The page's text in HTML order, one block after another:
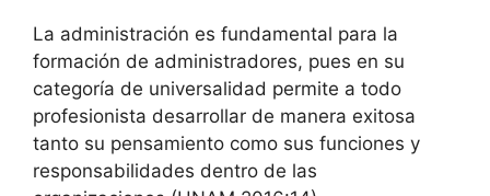
La administración es fundamental para la
formación de administradores, pues en su
categoría de universalidad permite a todo
profesionista desarrollar de manera exitosa
tanto su pensamiento como sus funciones y
responsabilidades dentro de las